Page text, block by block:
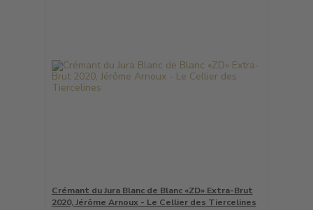
Crémant du Jura Blanc de Blanc «ZD» Extra-Brut
2020, Jérôme Arnoux - Le Cellier des Tiercelines